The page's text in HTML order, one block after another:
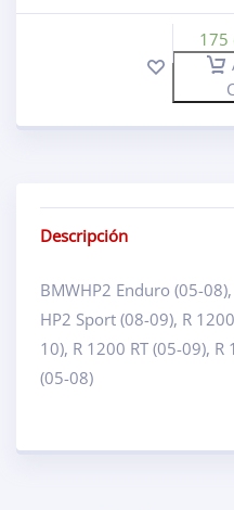
175
Descripción
BMWHP2 Enduro (05-
HP2 Sport (08-09), R
10), R 1200 RT (05-09), R
(05-08)